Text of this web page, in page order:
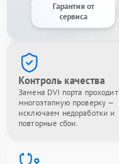
Гарантия от
сервиса
Контроль качества
Замена DVI порта проходит
многоэтапную проверку —
исключаем недоработки и
повторные сбои.